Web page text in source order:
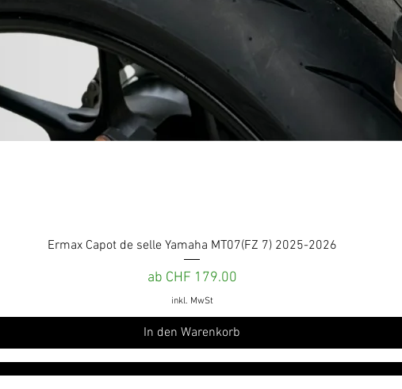
Schnellansicht
Ermax Capot de selle Yamaha MT07(FZ 7) 2025-2026
ab CHF 179.00
Sale-Preis
inkl. MwSt
In den Warenkorb